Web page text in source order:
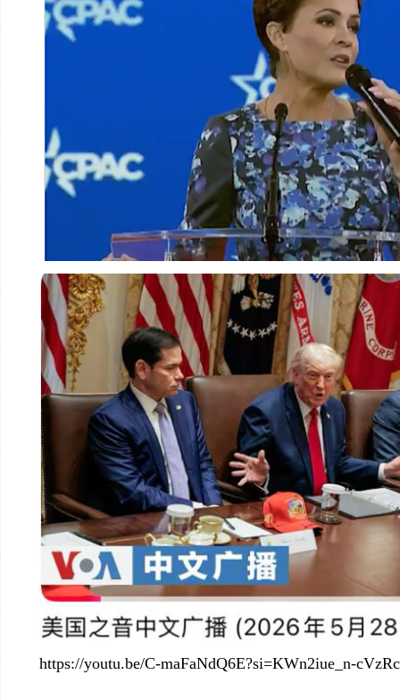
https://youtu.be/C-maFaNdQ6E?si=KWn2iue_n-